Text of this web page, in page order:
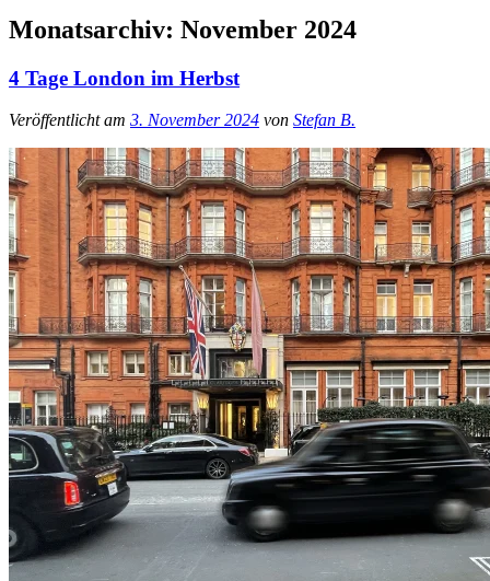
Monatsarchiv: November 2024
4 Tage London im Herbst
Veröffentlicht am 3. November 2024 von Stefan B.